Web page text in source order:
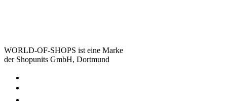
WORLD-OF-SHOPS ist eine Marke
der Shopunits GmbH, Dortmund